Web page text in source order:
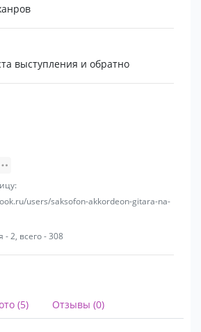
выступления и обратно
users/saksofon-akkordeon-gitara-na-
- 2, всего - 308
(5) Отзывы (0)